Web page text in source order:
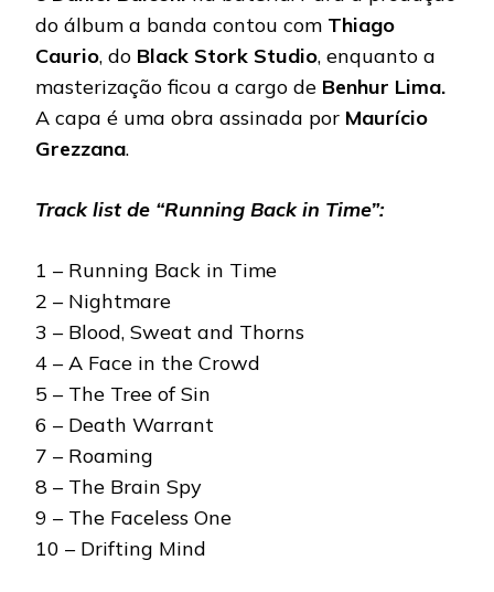
do álbum a banda contou com Thiago
Caurio, do Black Stork Studio, enquanto a
masterização ficou a cargo de Benhur Lima.
A capa é uma obra assinada por Maurício
Grezzana.
Track list de “Running Back in Time”:
1 – Running Back in Time
2 – Nightmare
3 – Blood, Sweat and Thorns
4 – A Face in the Crowd
5 – The Tree of Sin
6 – Death Warrant
7 – Roaming
8 – The Brain Spy
9 – The Faceless One
10 – Drifting Mind